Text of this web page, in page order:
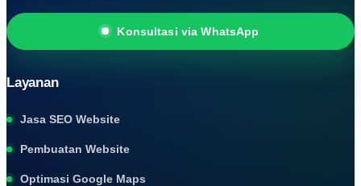
Konsultasi via WhatsApp
for:
Konsultasi via WhatsApp
Layanan
Jasa SEO Website
Pembuatan Website
Optimasi Google Maps